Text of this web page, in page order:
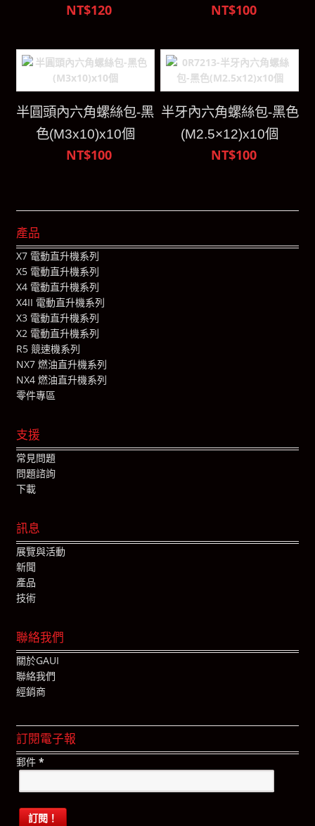
NT$120 NT$100
半圓頭內六角螺絲包-黑
色(M3x10)x10個
NT$100
半牙內六角螺絲包-黑色
(M2.5×12)x10個
NT$100
產品
X7 電動直升機系列
X5 電動直升機系列
X4 電動直升機系列
X4II 電動直升機系列
X3 電動直升機系列
X2 電動直升機系列
R5 競速機系列
NX7 燃油直升機系列
NX4 燃油直升機系列
零件專區
支援
常見問題
問題諮詢
下載
訊息
展覽與活動
新聞
產品
技術
聯絡我們
關於GAUI
聯絡我們
經銷商
訂閱電子報
郵件 *